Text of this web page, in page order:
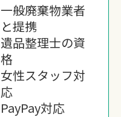
一般廃棄物業者
と提携
遺品整理士の資
格
女性スタッフ対
応
PayPay対応